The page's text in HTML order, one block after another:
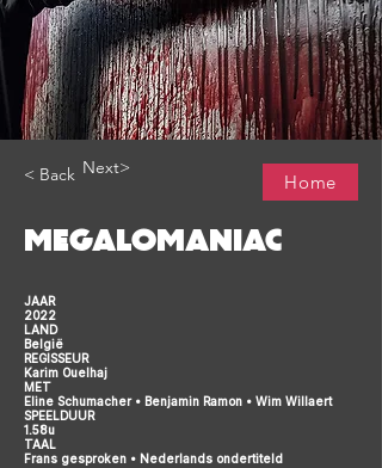
< Back Next>
Home
MEGALOMANIAC
JAAR
2022
LAND
België
REGISSEUR
Karim Ouelhaj
MET
Eline Schumacher • Benjamin Ramon • Wim Willaert
SPEELDUUR
1.58u
TAAL
Frans gesproken • Nederlands ondertiteld